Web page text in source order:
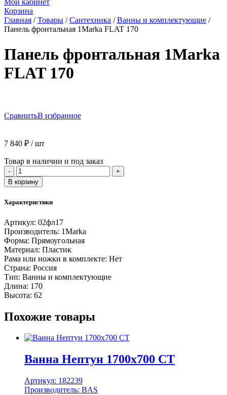
Мой кабинет
Корзина
Главная /Товары /Сантехника /Ванны и комплектующие /
Панель фронтальная 1Marka FLAT 170
Панель фронтальная 1Marka
FLAT 170
СравнитьВ избранное
7 840 ₽ / шт
Товар в наличии и под заказ
-
Количество
товара
Панель
1Marka
170
+
В корзину
Характеристики
Артикул: 02фл17
Производитель: 1Marka
Форма: Прямоугольная
Материал: Пластик
Рама или ножки в комплекте: Нет
Страна: Россия
Тип: Ванны и комплектующие
Длина: 170
Высота: 62
Похожие товары
Ванна Нептун 1700х700 СТ
Артикул: 182239
Производитель: BAS